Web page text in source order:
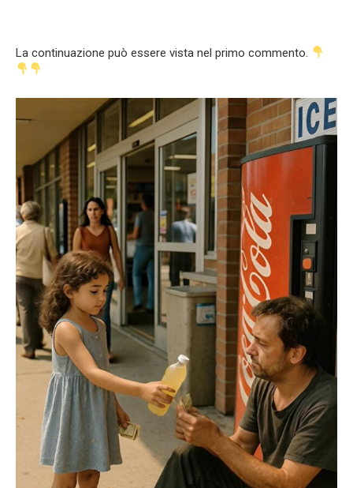
La continuazione può essere vista nel primo commento.